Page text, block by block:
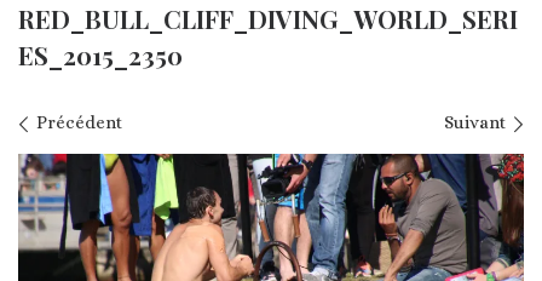
RED_BULL_CLIFF_DIVING_WORLD_SERI
ES_2015_2350
Navigation des images
Précédent Suivant